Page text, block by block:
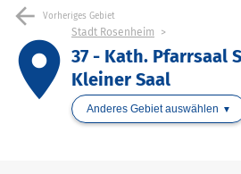
arrow_back Vorheriges Gebiet
place
Stadt Rosenheim
37 - Kath. Pfarrsaal
Kleiner Saal
Anderes Gebiet auswählen